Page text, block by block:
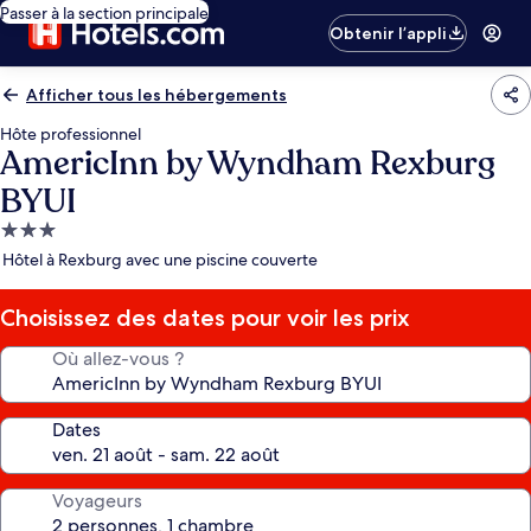
Passer à la section principale
Obtenir l’appli
Afficher tous les hébergements
Hôte professionnel
AmericInn by Wyndham Rexburg
BYUI
Hébergement
3.0 étoiles
Hôtel à Rexburg avec une piscine couverte
Choisissez des dates pour voir les prix
Où allez-vous ?
Dates
Voyageurs